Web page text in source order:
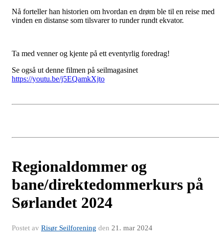
Nå forteller han historien om hvordan en drøm ble til en reise med
vinden en distanse som tilsvarer to runder rundt ekvator.
Ta med venner og kjente på ett eventyrlig foredrag!
Se også ut denne filmen på seilmagasinet
https://youtu.be/j5EQamkXjto
Regionaldommer og
bane/direktedommerkurs på
Sørlandet 2024
Postet av Risør Seilforening den 21. mar 2024